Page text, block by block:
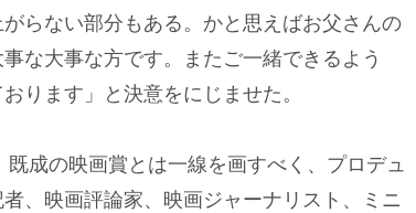
らない部分もある。かと思えばお父さんの
な大事な方です。またご一緒できるよう
ります」と決意をにじませた。
成の映画賞とは一線を画すべく、プロデュ
、映画評論家、映画ジャーナリスト、ミニ